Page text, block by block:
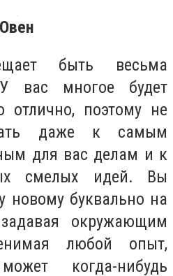
Овен
быть весьма
вас многое будет
отлично, поэтому не
даже к самым
для вас делам и к
смелых идей. Вы
новому буквально на
окружающим
любой опыт,
когда-нибудь